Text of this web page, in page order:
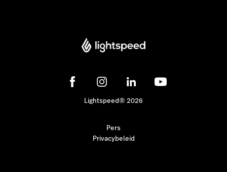
Lightspeed® 2026
Pers
Privacybeleid